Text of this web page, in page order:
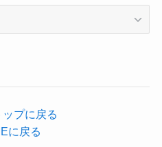
プに戻る
に戻る